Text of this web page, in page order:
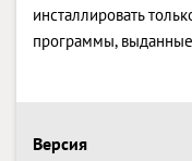
инсталлировать
программы,
Версия